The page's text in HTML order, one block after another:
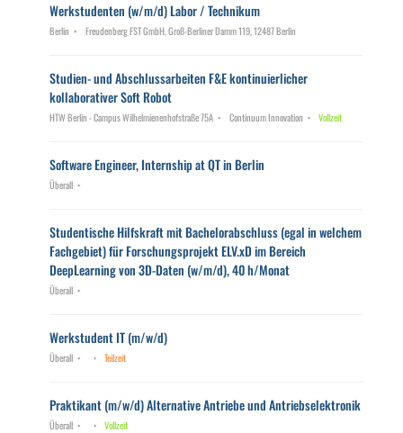
Werkstudenten (w/m/d) Labor / Technikum
Berlin Freudenberg FST GmbH, Groß-Berliner Damm 119, 12487 Berlin
Studien- und Abschlussarbeiten F&E kontinuierlicher
kollaborativer Soft Robot
HTW Berlin - Campus Wilhelmienenhofstraße 75A Continuum Innovation Vollzeit
Software Engineer, Internship at QT in Berlin
Überall
Studentische Hilfskraft mit Bachelorabschluss (egal in welchem
Fachgebiet) für Forschungsprojekt ELV.xD im Bereich
DeepLearning von 3D-Daten (w/m/d), 40 h/Monat
Überall
Werkstudent IT (m/w/d)
Überall Teilzeit
Praktikant (m/w/d) Alternative Antriebe und Antriebselektronik
Überall Vollzeit